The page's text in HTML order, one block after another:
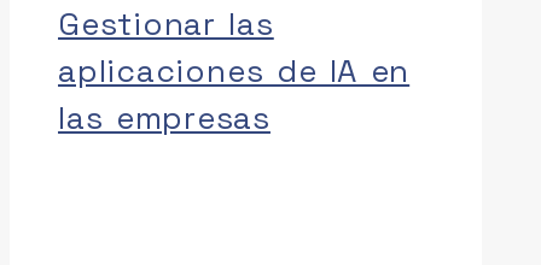
Gestionar las
aplicaciones de IA en
las empresas